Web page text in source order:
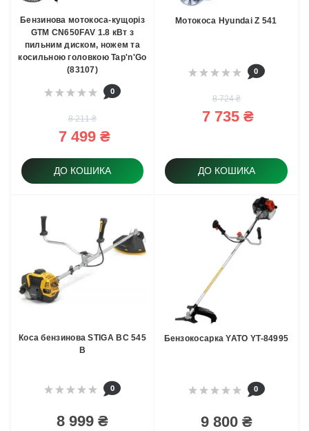
Бензинова мотокоса-кущоріз
GTM CN650FAV 1.8 кВт з
пильним диском, ножем та
косильною головкою Tap'n'Go
(83107)
0
8 211 ₴
7 499 ₴
ДО КОШИКА
Мотокоса Hyundai Z 541
0
8 724 ₴
7 735 ₴
ДО КОШИКА
Коса бензинова STIGA BC 545
B
0
8 999 ₴
Бензокосарка YATO YT-84995
0
9 800 ₴